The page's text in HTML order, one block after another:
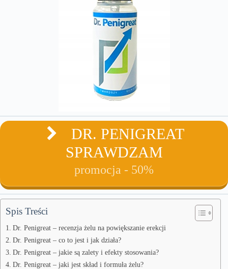
DR. PENIGREAT
SPRAWDZAM
promocja - 50%
Spis Treści
Dr. Penigreat – recenzja żelu na powiększanie erekcji
Dr. Penigreat – co to jest i jak działa?
Dr. Penigreat – jakie są zalety i efekty stosowania?
Dr. Penigreat – jaki jest skład i formuła żelu?